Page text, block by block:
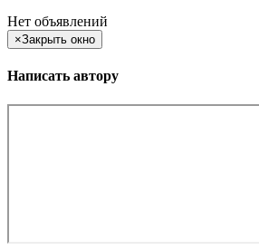
Нет объявлений
×Закрыть окно
Написать автору